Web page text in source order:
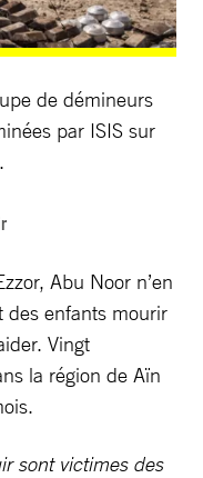
de démineurs
par ISIS sur
Abu Noor n’en
des enfants mourir
Vingt
la région de Aïn
sont victimes des